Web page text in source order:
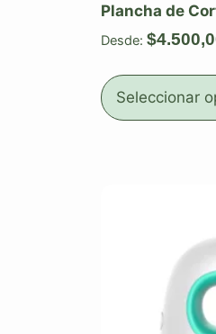
Plancha de
Desde: $
Seleccionar